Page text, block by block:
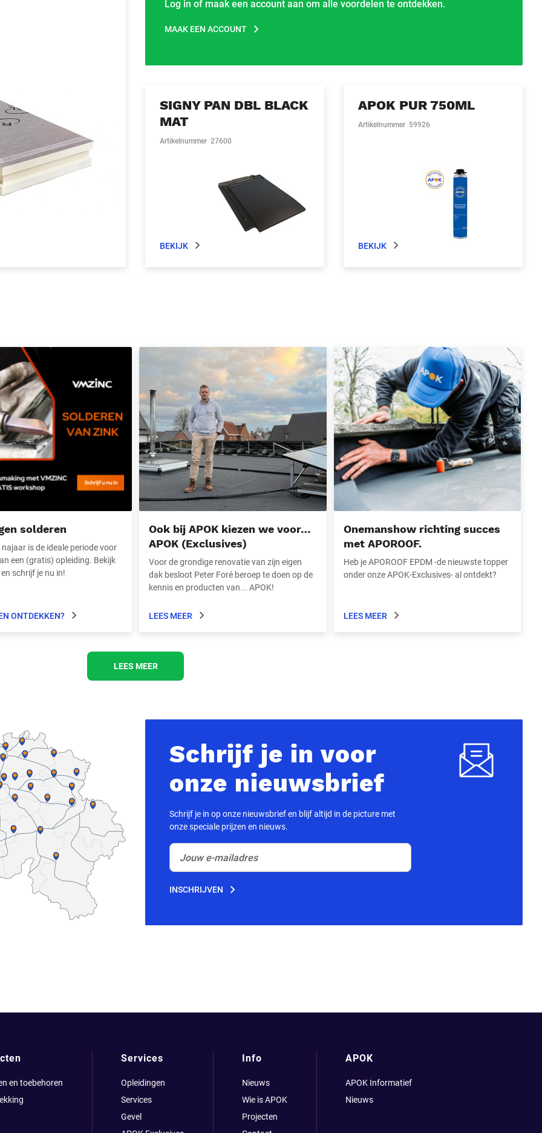
SIGNY PAN DBL BLACK
MAT
Artikelnummer 27600
BEKIJK
APOK PUR 750ML
Artikelnummer 59926
BEKIJK
Log in of maak een account aan om alle voordelen te ontdekken.
MAAK EEN ACCOUNT
solderen
is de ideale periode voor
een (gratis) opleiding. Bekijk
schrijf je nu in!
ONTDEKKEN?
Ook bij APOK kiezen we voor… APOK (Exclusives)
Ook bij APOK kiezen we voor…
APOK (Exclusives)
Voor de grondige renovatie van zijn eigen
dak besloot Peter Foré beroep te doen op de
kennis en producten van... APOK!
LEES MEER
Onemanshow richting succes met APOROOF.
Onemanshow richting succes
met APOROOF.
Heb je APOROOF EPDM -de nieuwste topper
onder onze APOK-Exclusives- al ontdekt?
LEES MEER
LEES MEER
Schrijf je in voor
onze nieuwsbrief
Schrijf je in op onze nieuwsbrief en blijf altijd in de picture met
onze speciale prijzen en nieuws.
INSCHRIJVEN
en toebehoren
Services
Opleidingen
Services
Gevel
Info
Nieuws
Wie is APOK
Projecten
APOK
APOK Informatief
Nieuws